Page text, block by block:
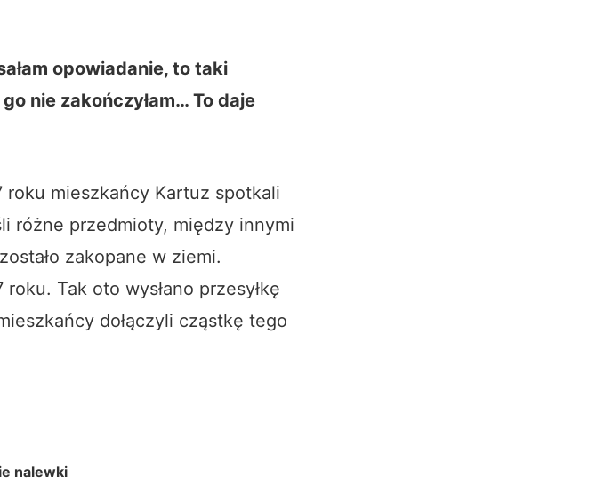
opowiadanie, to taki
nie zakończyłam… To daje
mieszkańcy Kartuz spotkali
różne przedmioty, między innymi
zakopane w ziemi.
Tak oto wysłano przesyłkę
dołączyli cząstkę tego
nalewki